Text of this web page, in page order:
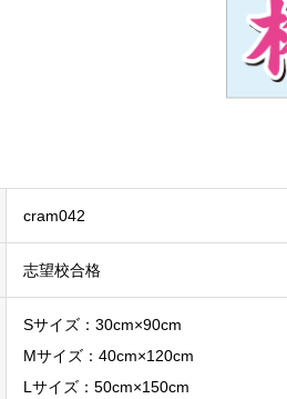
cram042
志望校合格
Sサイズ：30cm×90cm
Mサイズ：40cm×120cm
Lサイズ：50cm×150cm